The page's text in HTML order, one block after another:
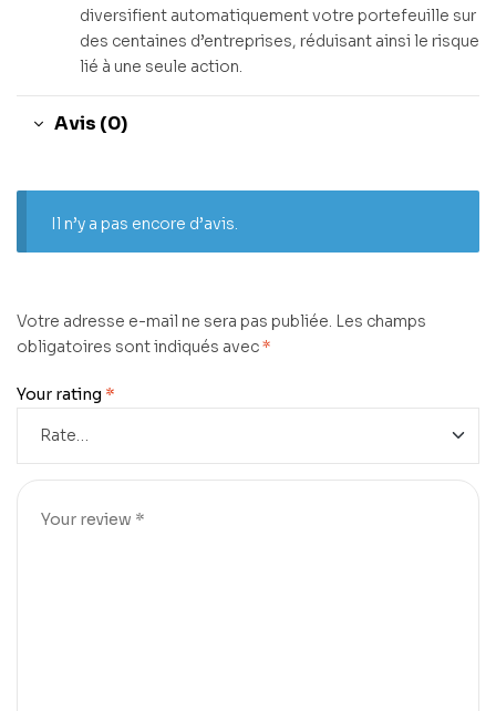
diversifient automatiquement votre portefeuille sur
des centaines d’entreprises, réduisant ainsi le risque
lié à une seule action.
Avis (0)
Il n’y a pas encore d’avis.
Votre adresse e-mail ne sera pas publiée. Les champs
obligatoires sont indiqués avec*
Your rating *